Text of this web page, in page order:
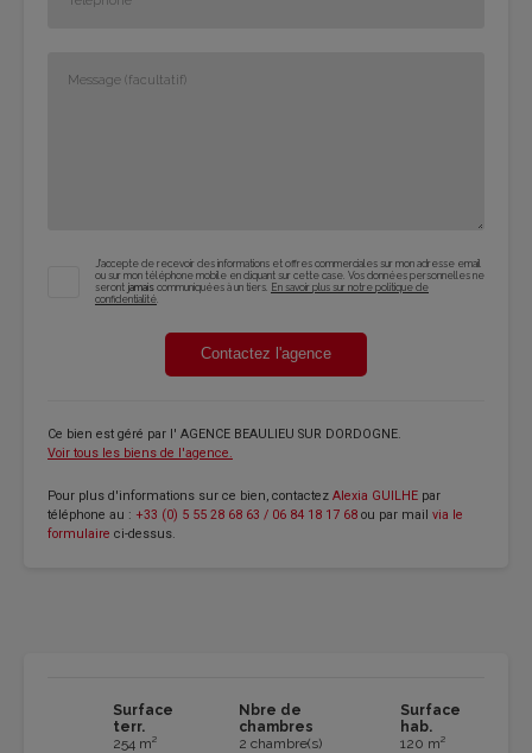
J'accepte de recevoir des informations et offres commerciales sur mon adresse email
ou sur mon téléphone mobile en cliquant sur cette case. Vos données personnelles ne
seront jamais communiquées à un tiers. En savoir plus sur notre politique de
confidentialité
Contactez l'agence
Ce bien est géré par l' AGENCE BEAULIEU SUR DORDOGNE.
Voir tous les biens de l'agence.
Pour plus d'informations sur ce bien, contactez Alexia GUILHE par
téléphone au : +33 (0) 5 55 28 68 63 / 06 84 18 17 68 ou par mail via le
formulaire ci-dessus.
Surface
terr.
254 m²
Nbre de
chambres
2 chambre(s)
Surface
hab.
120 m²